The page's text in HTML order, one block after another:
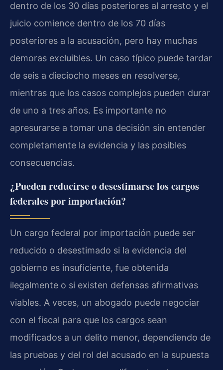
dentro de los 30 días posteriores al arresto y el
juicio comience dentro de los 70 días
posteriores a la acusación, pero hay muchas
demoras excluibles. Un caso típico puede tardar
de seis a dieciocho meses en resolverse,
mientras que los casos complejos pueden durar
de uno a tres años. Es importante no
apresurarse a tomar una decisión sin entender
completamente la evidencia y las posibles
consecuencias.
¿Pueden reducirse o desestimarse los cargos
federales por importación?
Un cargo federal por importación puede ser
reducido o desestimado si la evidencia del
gobierno es insuficiente, fue obtenida
ilegalmente o si existen defensas afirmativas
viables. A veces, un abogado puede negociar
con el fiscal para que los cargos sean
modificados a un delito menor, dependiendo de
las pruebas y del rol del acusado en la supuesta